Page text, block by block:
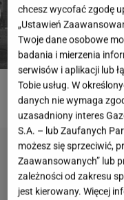
chcesz wycofać zgodę
„Ustawień
Twoje dane osobowe
badania i mierzenia
serwisów i aplikacji lub
Tobie usług. W
danych nie wymaga
uzasadniony interes
S.A. – lub Zaufanych
możesz się sprzeciwić,
Zaawansowanych” lub
zależności od zakresu
jest kierowany. Więcej